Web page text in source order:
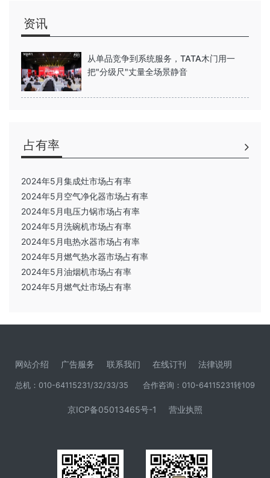
资讯
从单品竞争到系统服务，TATA木门用一
把"分级尺"丈量全场景静音
占有率
2024年5月集成灶市场占有率
2024年5月空气净化器市场占有率
2024年5月电压力锅市场占有率
2024年5月洗碗机市场占有率
2024年5月电热水器市场占有率
2024年5月燃气热水器市场占有率
2024年5月油烟机市场占有率
2024年5月燃气灶市场占有率
网站介绍 广告服务 联系我们 在线订刊 法律说明
总机：010-64115231/32/33/35 合作咨询：010-64115231转109
京ICP备05013465号-1 营业执照